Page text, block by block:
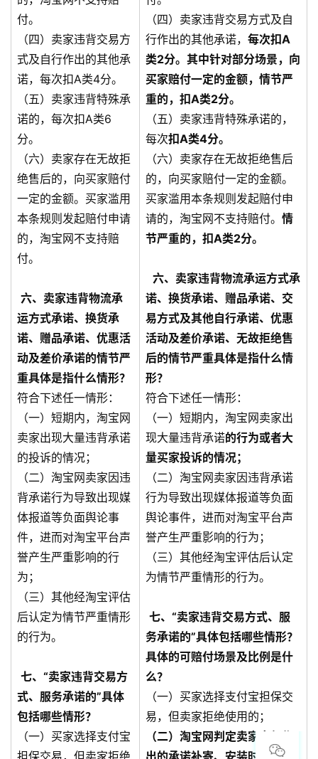
付。
（四）卖家违背交易方
式及自行作出的其他承
诺，每次扣A类4分。
（五）卖家违背特殊承
诺的，每次扣A类6
分。
（六）卖家存在无故拒
绝售后的，向买家赔付
一定的金额。买家滥用
本条规则发起赔付申请
的，淘宝网不支持赔
付。
六、卖家违背物流承
运方式承诺、换货承
诺、赠品承诺、优惠活
动及差价承诺的情节严
重具体是指什么情形？
符合下述任一情形：
（一）短期内，淘宝网
卖家出现大量违背承诺
的投诉的情况；
（二）淘宝网卖家因违
背承诺行为导致出现媒
体报道等负面舆论事
件，进而对淘宝平台声
誉产生严重影响的行
为；
（三）其他经淘宝评估
后认定为情节严重情形
的行为。
七、“卖家违背交易方
式、服务承诺的”具体
包括哪些情形？
（一）买家选择支付宝
担保交易，但卖家拒绝
（四）卖家违背交易方式及自
行作出的其他承诺， 每次扣A
类2分。其中针对部分场景，向
买家赔付一定的金额，情节严
重的，扣A类2分。
（五）卖家违背特殊承诺的，
每次扣A类4分。
（六）卖家存在无故拒绝售后
的，向买家赔付一定的金额。
买家滥用本条规则发起赔付申
请的，淘宝网不支持赔付。 情
节严重的，扣A类2分。
六、卖家违背物流承运方式承
诺、换货承诺、赠品承诺、交
易方式及其他自行承诺、优惠
活动及差价承诺、无故拒绝售
后的情节严重具体是指什么情
形？
符合下述任一情形：
（一）短期内，淘宝网卖家出
现大量违背承诺的行为或者大
量买家投诉的情况；
（二）淘宝网卖家因违背承诺
行为导致出现媒体报道等负面
舆论事件，进而对淘宝平台声
誉产生严重影响的行为；
（三）其他经淘宝评估后认定
为情节严重情形的行为。
七、“卖家违背交易方式、服
务承诺的”具体包括哪些情形？
具体的可赔付场景及比例是什
么？
（一）买家选择支付宝担保交
易，但卖家拒绝使用的；
（二）淘宝网判定卖家自行作
出的承诺补寄、安装时间、到